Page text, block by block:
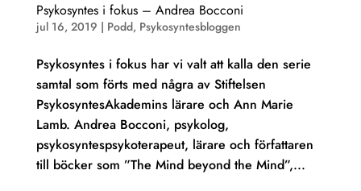
Psykosyntes i fokus – Andrea Bocconi
jul 16, 2019 | Podd, Psykosyntesbloggen
Psykosyntes i fokus har vi valt att kalla den serie
samtal som förts med några av Stiftelsen
PsykosyntesAkademins lärare och Ann Marie
Lamb. Andrea Bocconi, psykolog,
psykosyntespsykoterapeut, lärare och författaren
till böcker som ”The Mind beyond the Mind”,...